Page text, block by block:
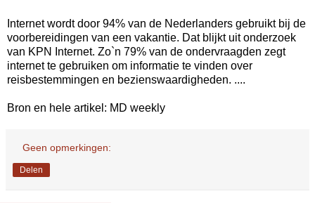
Internet wordt door 94% van de Nederlanders gebruikt bij de
voorbereidingen van een vakantie. Dat blijkt uit onderzoek
van KPN Internet. Zo`n 79% van de ondervraagden zegt
internet te gebruiken om informatie te vinden over
reisbestemmingen en bezienswaardigheden. ....
Bron en hele artikel: MD weekly
Geen opmerkingen:
Delen